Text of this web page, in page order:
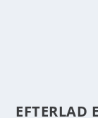
EFTERLAD